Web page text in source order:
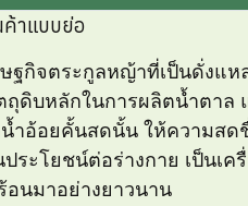
าแบบย่อ
ฐกิจตระกูลหญ้าที่เป็นดั่งแห
ถุดิบหลักในการผลิตน้ำตาล
ำอ้อยคั้นสดนั้น ให้ความสด
ประโยชน์ต่อร่างกาย เป็นเ
อนมาอย่างยาวนาน